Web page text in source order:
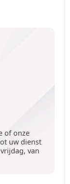
of onze
uw dienst
van